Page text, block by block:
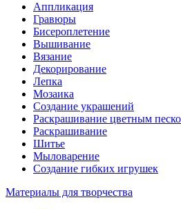
Аппликация
Гравюры
Бисероплетение
Вышивание
Вязание
Декорирование
Лепка
Мозаика
Создание украшений
Раскрашивание цветным
Раскрашивание
Шитье
Мыловарение
Создание гибких игрушек
Материалы для творчества